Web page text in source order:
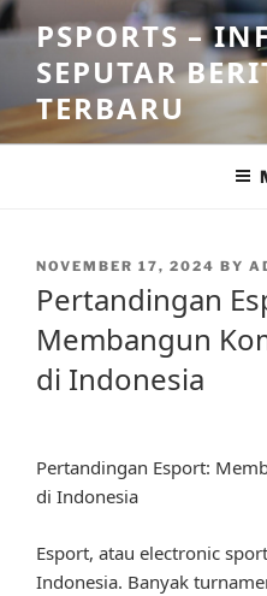
Skip
to
content
PSPORTS –
SEPUTAR
TERBARU
POSTED
NOVEMBER 17, 2024 BY
Pertandingan
Membangun
di Indonesia
Pertandingan Esport:
di Indonesia
Esport, atau electronic
Indonesia. Banyak